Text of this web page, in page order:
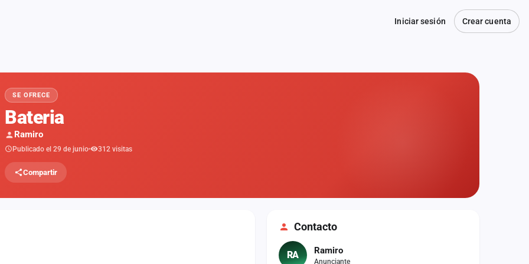
Iniciar sesión Crear cuenta
SE OFRECE
Bateria
Ramiro
Publicado el 29 de junio 312 visitas
Compartir
Contacto
RA Ramiro
Anunciante